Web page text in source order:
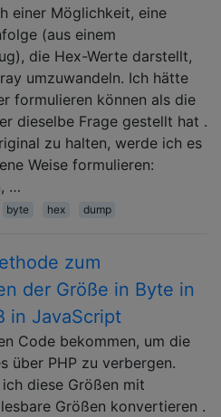
einer Möglichkeit, eine
(aus einem
die Hex-Werte darstellt,
umzuwandeln. Ich hätte
formulieren können als die
dieselbe Frage gestellt hat .
zu halten, werde ich es
Weise formulieren:
…
byte hex dump
zum
der Größe in Byte in
in JavaScript
Code bekommen, um die
über PHP zu verbergen.
diese Größen mit
Größen konvertieren .